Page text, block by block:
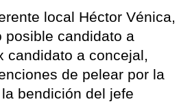
local Héctor Vénica,
posible candidato a
candidato a concejal,
de pelear por la
bendición del jefe